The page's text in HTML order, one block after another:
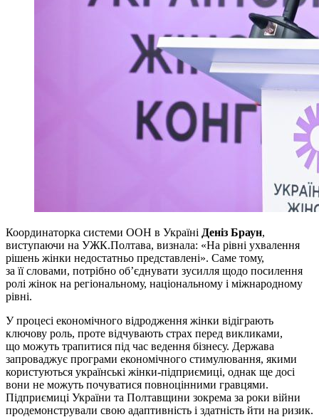
Координаторка системи ООН в Україні Деніз Браун,
виступаючи на УЖК.Полтава, визнала: «На рівні ухвалення
рішень жінки недостатньо представлені». Саме тому,
за її словами, потрібно об’єднувати зусилля щодо посилення
ролі жінок на регіональному, національному і міжнародному
рівні.
У процесі економічного відродження жінки відіграють
ключову роль, проте відчувають страх перед викликами,
що можуть трапитися під час ведення бізнесу. Держава
запроваджує програми економічного стимулювання, якими
користуються українські жінки-підприємиці, однак ще досі
вони не можуть почуватися повноцінними гравцями.
Підприємиці України та Полтавщини зокрема за роки війни
продемонстрували свою адаптивність і здатність йти на ризик.